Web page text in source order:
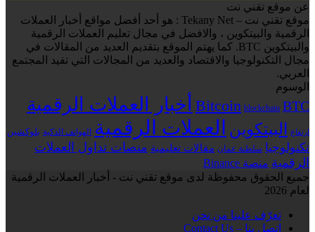
عن موقع تقني نت
موقع تقني نت – Tekany Net : هو أحد أفضل مواقع أخبار العملات
الرقمية والبيتكوين ، والافضل في مجال تعليم العملات الرقمية
والبيتكوين BTC. كما يهتم الموقع بتقديم العديد من المقالات في
مجال التكنولوجيا والاقتصاد والعديد من المجالات التي تفيد المجتمع
العربي.
الوسوم
Bitcoin blockchain BTC أخبار العملات الرقمية
ارتفاع البيتكوين العملات الرقمية الهواتف الذكية بلوكشين
تكنولوجيا سلطنة عمان مقالات تعليمية منصات تداول العملات
الرقمية منصة Binance
جميع الحقوق محفوظة لدى موقع تقني نت - أخبار العملات الرقمية
لعام 2026
تعرّف علينا من نحن
إتصل بنا – Contact Us